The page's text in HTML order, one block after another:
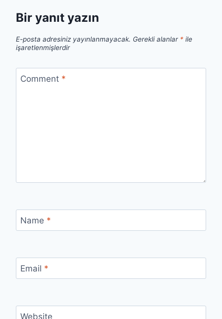
Bir yanıt yazın
E-posta adresiniz yayınlanmayacak. Gerekli alanlar * ile
işaretlenmişlerdir
Comment *
Name *
Email *
Website